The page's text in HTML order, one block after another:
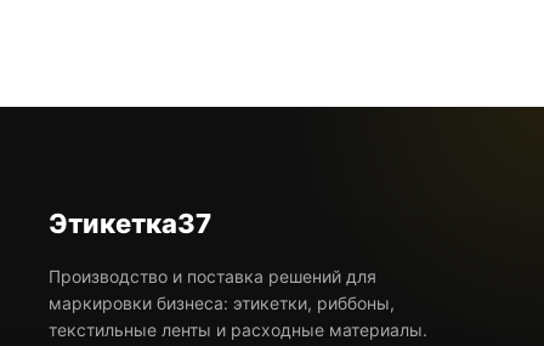
Этикетка37
Производство и поставка решений для
маркировки бизнеса: этикетки, риббоны,
текстильные ленты и расходные материалы.